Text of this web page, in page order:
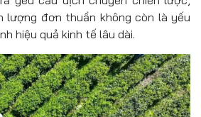
lượng đơn thuần không còn là yếu
hiệu quả kinh tế lâu dài.